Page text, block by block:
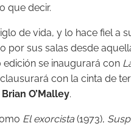
que decir.
de vida, y lo hace fiel a
por sus salas desde
edición se inaugurará con
con la cinta de
Brian O’Malley.
El exorcista (1973),